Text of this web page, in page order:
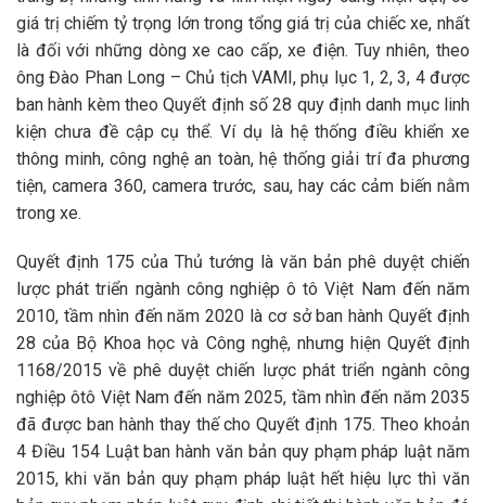
giá trị chiếm tỷ trọng lớn trong tổng giá trị của chiếc xe, nhất
là đối với những dòng xe cao cấp, xe điện. Tuy nhiên, theo
ông Đào Phan Long – Chủ tịch VAMI, phụ lục 1, 2, 3, 4 được
ban hành kèm theo Quyết định số 28 quy định danh mục linh
kiện chưa đề cập cụ thể. Ví dụ là hệ thống điều khiển xe
thông minh, công nghệ an toàn, hệ thống giải trí đa phương
tiện, camera 360, camera trước, sau, hay các cảm biến nằm
trong xe.
Quyết định 175 của Thủ tướng là văn bản phê duyệt chiến
lược phát triển ngành công nghiệp ô tô Việt Nam đến năm
2010, tầm nhìn đến năm 2020 là cơ sở ban hành Quyết định
28 của Bộ Khoa học và Công nghệ, nhưng hiện Quyết định
1168/2015 về phê duyệt chiến lược phát triển ngành công
nghiệp ôtô Việt Nam đến năm 2025, tầm nhìn đến năm 2035
đã được ban hành thay thế cho Quyết định 175. Theo khoản
4 Điều 154 Luật ban hành văn bản quy phạm pháp luật năm
2015, khi văn bản quy phạm pháp luật hết hiệu lực thì văn